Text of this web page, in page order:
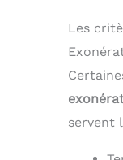
Les
servent